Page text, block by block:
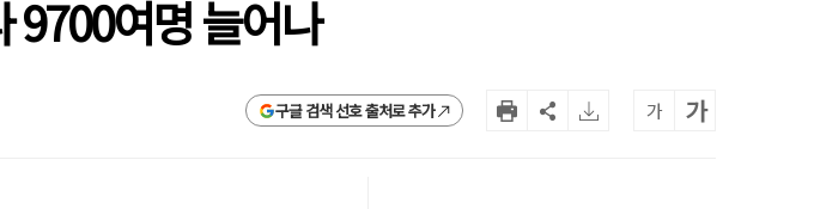
여명 늘어나
구글 검색 선호 출처로 추가 가 가